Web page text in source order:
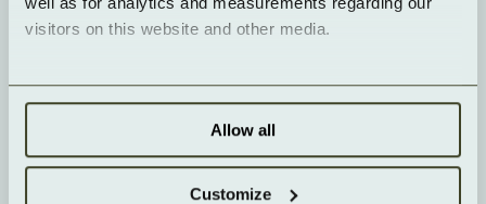
visitors on this website and other media.
Allow all
Customize
Welche Daten dürfen gespeichert werden?